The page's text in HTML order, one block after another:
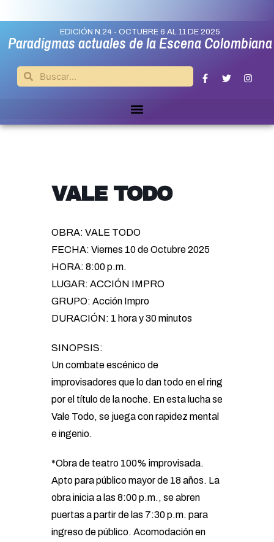
EDICIÓN N.24 - OCTUBRE 6 AL 11 DE 2025
Paradigmas actuales de la Escena Colombiana
VALE TODO
OBRA: VALE TODO
FECHA: Viernes 10 de Octubre 2025
HORA: 8:00 p.m.
LUGAR: ACCIÓN IMPRO
GRUPO: Acción Impro
DURACIÓN: 1 hora y 30 minutos
SINOPSIS:
Un combate escénico de
improvisadores que lo dan todo en el ring
por el título de la noche. En esta lucha se
Vale Todo, se juega con rapidez mental
e ingenio.
*Obra de teatro 100% improvisada.
Apto para público mayor de 18 años. La
obra inicia a las 8:00 p.m., se abren
puertas a partir de las 7:30 p.m. para
ingreso de público. Acomodación en